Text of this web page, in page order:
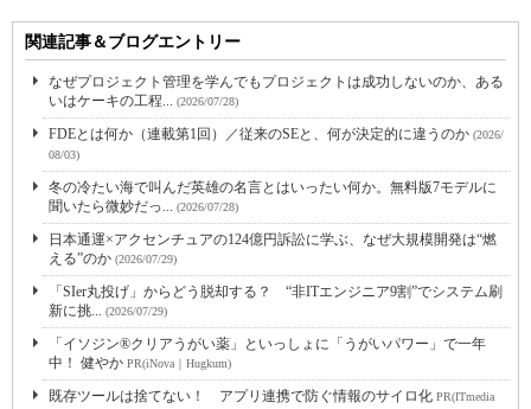
関連記事＆ブログエントリー
なぜプロジェクト管理を学んでもプロジェクトは成功しないのか、ある
いはケーキの工程... (2026/07/28)
FDEとは何か（連載第1回）／従来のSEと、何が決定的に違うのか (2026/
08/03)
冬の冷たい海で叫んだ英雄の名言とはいったい何か。無料版7モデルに
聞いたら微妙だっ... (2026/07/28)
日本通運×アクセンチュアの124億円訴訟に学ぶ、なぜ大規模開発は“燃
える”のか (2026/07/29)
「SIer丸投げ」からどう脱却する？ “非ITエンジニア9割”でシステム刷
新に挑... (2026/07/29)
「イソジン®クリアうがい薬」といっしょに「うがいパワー」で一年
中！ 健やか PR(iNova｜Hugkum)
既存ツールは捨てない！ アプリ連携で防ぐ情報のサイロ化 PR(ITmedia